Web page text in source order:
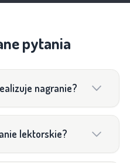
pytania
nagranie?
lektorskie?